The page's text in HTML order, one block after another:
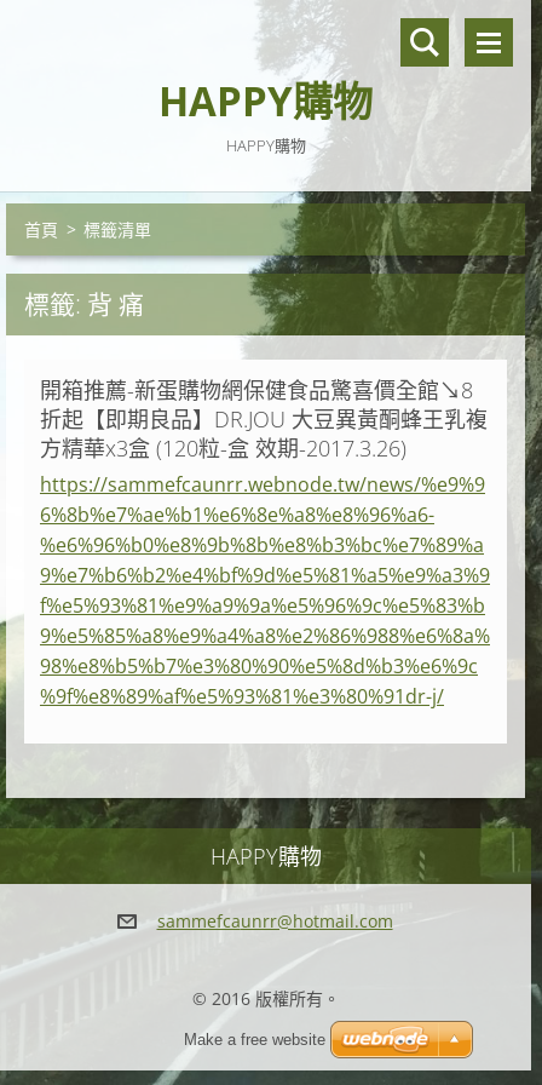
HAPPY購物
HAPPY購物
首頁 > 標籤清單
標籤: 背 痛
開箱推薦-新蛋購物網保健食品驚喜價全館↘8
折起【即期良品】DR.JOU 大豆異黃酮蜂王乳複
方精華x3盒 (120粒-盒 效期-2017.3.26)
https://sammefcaunrr.webnode.tw/news/%e9%9
6%8b%e7%ae%b1%e6%8e%a8%e8%96%a6-
%e6%96%b0%e8%9b%8b%e8%b3%bc%e7%89%a
9%e7%b6%b2%e4%bf%9d%e5%81%a5%e9%a3%9
f%e5%93%81%e9%a9%9a%e5%96%9c%e5%83%b
9%e5%85%a8%e9%a4%a8%e2%86%988%e6%8a%
98%e8%b5%b7%e3%80%90%e5%8d%b3%e6%9c
%9f%e8%89%af%e5%93%81%e3%80%91dr-j/
HAPPY購物
sammefcaunrr@hotmail.com
© 2016 版權所有。
Make a free website